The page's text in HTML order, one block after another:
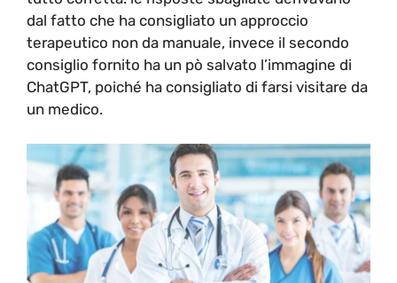
dal fatto che ha consigliato un approccio
terapeutico non da manuale, invece il secondo
consiglio fornito ha un pò salvato l’immagine di
ChatGPT, poiché ha consigliato di farsi visitare da
un medico.